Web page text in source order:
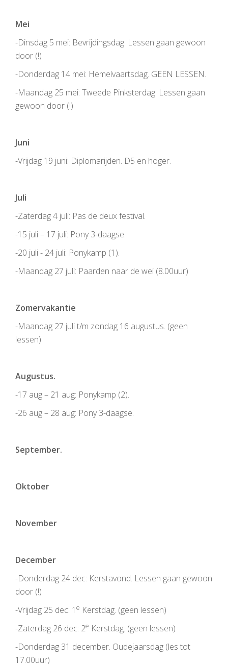
Mei
-Dinsdag 5 mei: Bevrijdingsdag. Lessen gaan gewoon
door (!)
-Donderdag 14 mei: Hemelvaartsdag. GEEN LESSEN.
-Maandag 25 mei: Tweede Pinksterdag. Lessen gaan
gewoon door (!)
Juni
-Vrijdag 19 juni: Diplomarijden. D5 en hoger.
Juli
-Zaterdag 4 juli: Pas de deux festival.
-15 juli – 17 juli: Pony 3-daagse.
-20 juli - 24 juli: Ponykamp (1).
-Maandag 27 juli: Paarden naar de wei (8.00uur)
Zomervakantie
-Maandag 27 juli t/m zondag 16 augustus. (geen
lessen)
Augustus.
-17 aug – 21 aug: Ponykamp (2).
-26 aug – 28 aug: Pony 3-daagse.
September.
Oktober
November
December
-Donderdag 24 dec: Kerstavond. Lessen gaan gewoon
door (!)
-Vrijdag 25 dec: 1 e Kerstdag. (geen lessen)
-Zaterdag 26 dec: 2e Kerstdag. (geen lessen)
-Donderdag 31 december. Oudejaarsdag (les tot
17.00uur)